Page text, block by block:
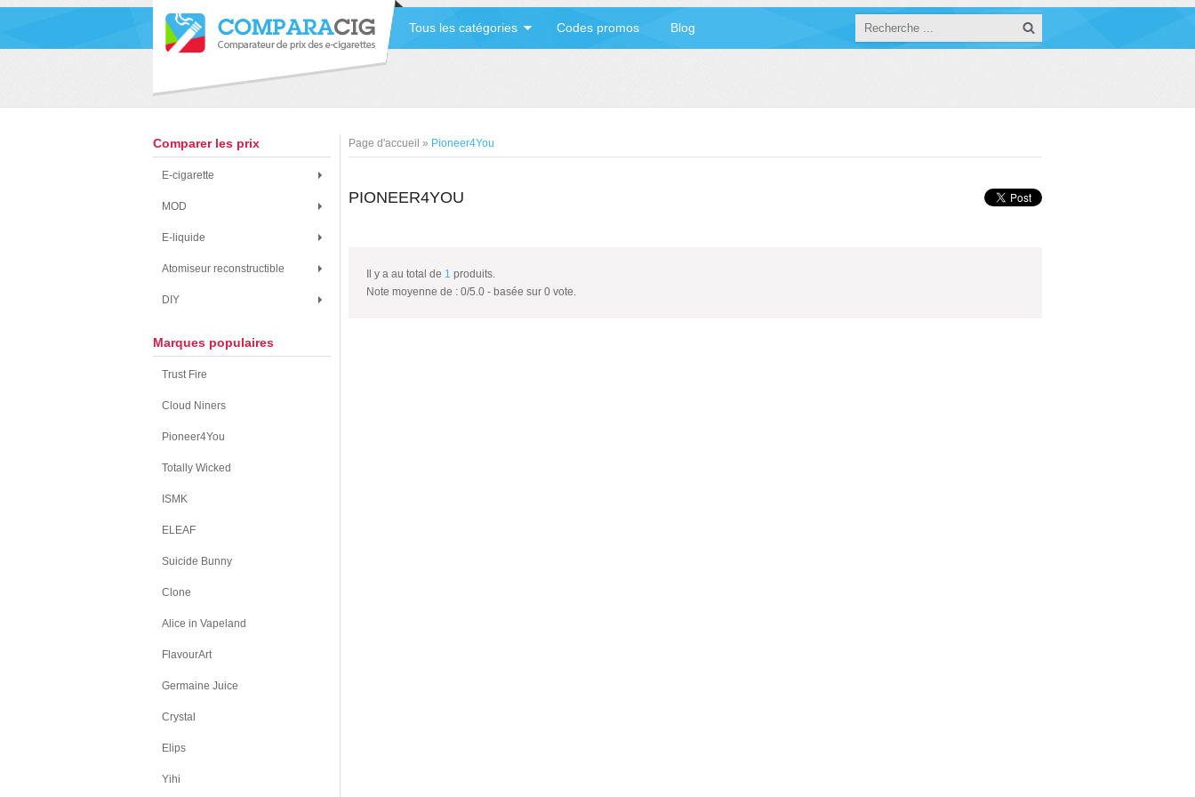
Tous les catégories Codes promos Blog
Comparer les prix
E-cigarette
MOD
E-liquide
Atomiseur reconstructible
DIY
Marques populaires
Trust Fire
Cloud Niners
Pioneer4You
Totally Wicked
ISMK
ELEAF
Suicide Bunny
Clone
Alice in Vapeland
FlavourArt
Germaine Juice
Crystal
Elips
Yihi
Page d'accueil » Pioneer4You
PIONEER4YOU
Il y a au total de 1 produits.
Note moyenne de : 0/5.0 - basée sur 0 vote.